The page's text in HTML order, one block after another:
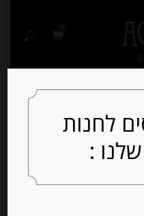
לחנות
שלנו :